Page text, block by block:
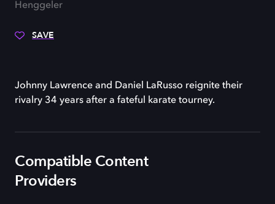
Henggeler
SAVE
Johnny Lawrence and Daniel LaRusso reignite their
rivalry 34 years after a fateful karate tourney.
Compatible Content
Providers